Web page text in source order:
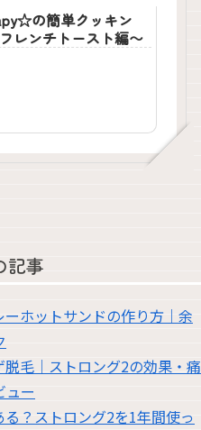
の簡単クッキン
レンチトースト編〜
記事
ーホットサンドの作り方｜余
毛｜ストロング2の効果・痛
ュー
？ストロング2を1年間使っ